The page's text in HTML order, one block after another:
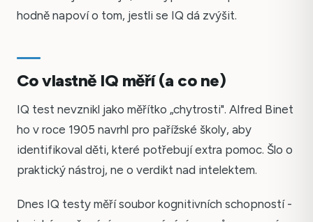
hodně napoví o tom, jestli se IQ dá zvýšit.
Co vlastně IQ měří (a co ne)
IQ test nevznikl jako měřítko „chytrosti". Alfred Binet
ho v roce 1905 navrhl pro pařížské školy, aby
identifikoval děti, které potřebují extra pomoc. Šlo o
praktický nástroj, ne o verdikt nad intelektem.
Dnes IQ testy měří soubor kognitivních schopností -